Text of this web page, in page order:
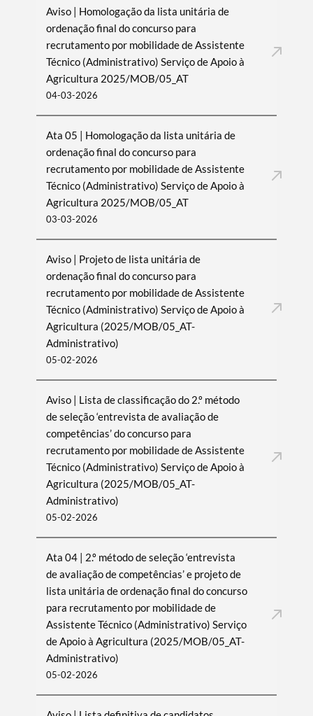
Termo de Pesquisa
Categorias gerais
Aviso | Homologação da lista unitária de
ordenação final do concurso para
recrutamento por mobilidade de Assistente
Técnico (Administrativo) Serviço de Apoio à
Agricultura 2025/MOB/05_AT
04-03-2026
Ata 05 | Homologação da lista unitária de
ordenação final do concurso para
recrutamento por mobilidade de Assistente
Técnico (Administrativo) Serviço de Apoio à
Agricultura 2025/MOB/05_AT
03-03-2026
Aviso | Projeto de lista unitária de
ordenação final do concurso para
recrutamento por mobilidade de Assistente
Técnico (Administrativo) Serviço de Apoio à
Agricultura (2025/MOB/05_AT-
Administrativo)
05-02-2026
Aviso | Lista de classificação do 2.º método
de seleção ‘entrevista de avaliação de
competências’ do concurso para
recrutamento por mobilidade de Assistente
Técnico (Administrativo) Serviço de Apoio à
Agricultura (2025/MOB/05_AT-
Administrativo)
05-02-2026
Ata 04 | 2.º método de seleção ‘entrevista
de avaliação de competências’ e projeto de
lista unitária de ordenação final do concurso
para recrutamento por mobilidade de
Assistente Técnico (Administrativo) Serviço
de Apoio à Agricultura (2025/MOB/05_AT-
Administrativo)
05-02-2026